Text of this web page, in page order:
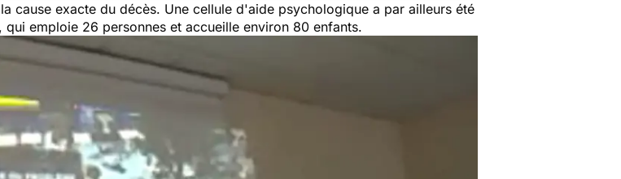
cause exacte du décès. Une cellule d'aide psychologique a par ailleurs été
emploie 26 personnes et accueille environ 80 enfants.